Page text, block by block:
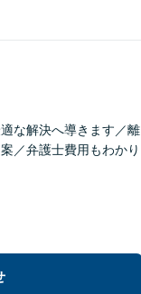
な解決へ導きます／離
／弁護士費用もわかり